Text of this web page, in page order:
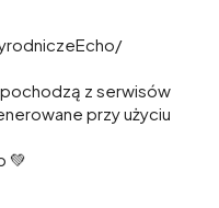
z serwisów
przy użyciu
💚